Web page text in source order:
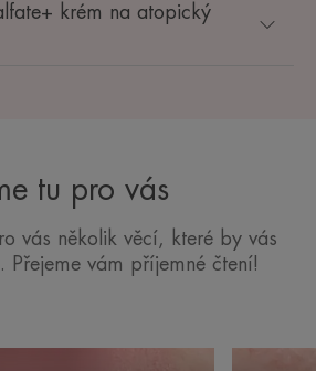
krém na atopický
tu pro vás
vás několik věcí, které by vás
Přejeme vám příjemné čtení!